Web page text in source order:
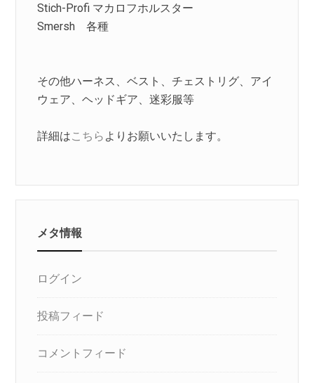
Stich-Profi マカロフホルスター
Smersh 各種
その他ハーネス、ベスト、チェストリグ、アイ
ウェア、ヘッドギア、迷彩服等
詳細はこちら よりお願いいたします。
メタ情報
ログイン
投稿フィード
コメントフィード